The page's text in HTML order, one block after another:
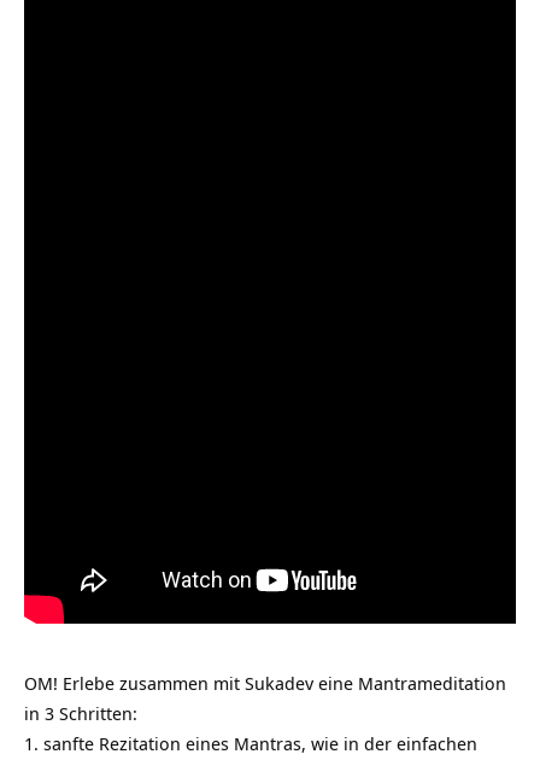
OM! Erlebe zusammen mit Sukadev eine Mantrameditation
in 3 Schritten:
1. sanfte Rezitation eines Mantras, wie in der einfachen